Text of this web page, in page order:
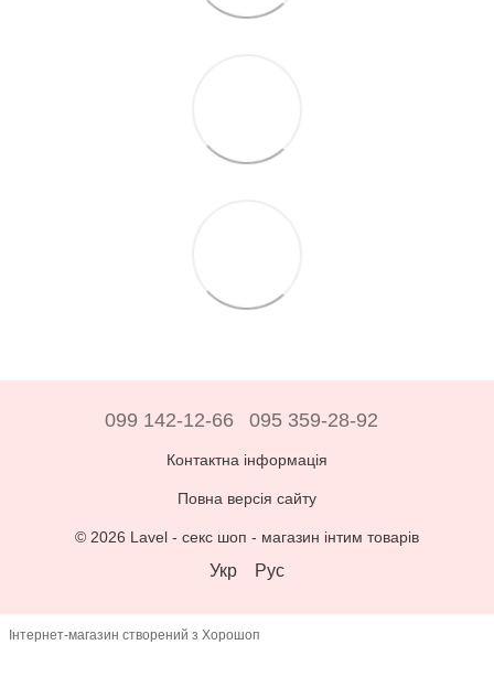
099 142-12-66 095 359-28-92
Контактна інформація
Повна версія сайту
© 2026 Lavel - секс шоп - магазин інтим товарів
Укр Рус
Інтернет-магазин створений з Хорошоп